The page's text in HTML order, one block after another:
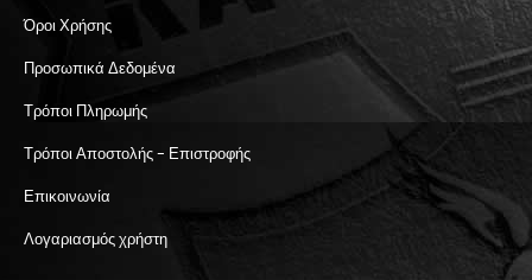
Όροι Χρήσης
Προσωπικά Δεδομένα
Τρόποι Πληρωμής
Τρόποι Αποστολής - Επιστροφής
Επικοινωνία
Λογαριασμός χρήστη